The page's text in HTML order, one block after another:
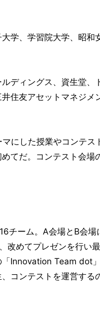
学、学習院大学、昭和
ディングス、資生堂、
住友アセットマネジメ
にした授業やコンテ
てだ。コンテスト会場
チーム。A会場とB会
改めてプレゼンを行い
Innovation Team dot
コンテストを運営す